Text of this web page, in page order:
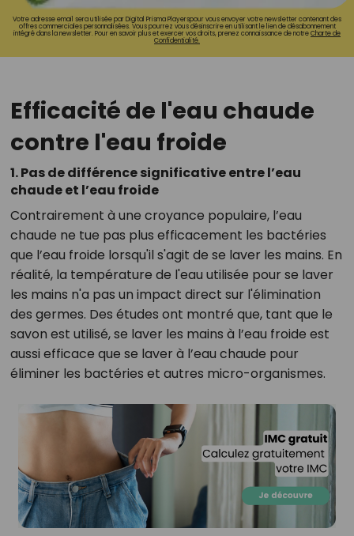
Votre adresse email sera utilisée par Digital Prisma Playerspour vous envoyer votre newsletter contenant des
offres commerciales personnalisées. Vous pourrez vous désinscrire en utilisant le lien de désabonnement
intégré dans la newsletter. Pour en savoir plus et exercer vos droits, prenez connaissance de notreCharte de
Confidentialité.
Efficacité de l'eau chaude
contre l'eau froide
1. Pas de différence significative entre l’eau
chaude et l’eau froide
Contrairement à une croyance populaire, l’eau
chaude ne tue pas plus efficacement les bactéries
que l’eau froide lorsqu'il s'agit de se laver les mains. En
réalité, la température de l'eau utilisée pour se laver
les mains n'a pas un impact direct sur l'élimination
des germes. Des études ont montré que, tant que le
savon est utilisé, se laver les mains à l’eau froide est
aussi efficace que se laver à l’eau chaude pour
éliminer les bactéries et autres micro-organismes.